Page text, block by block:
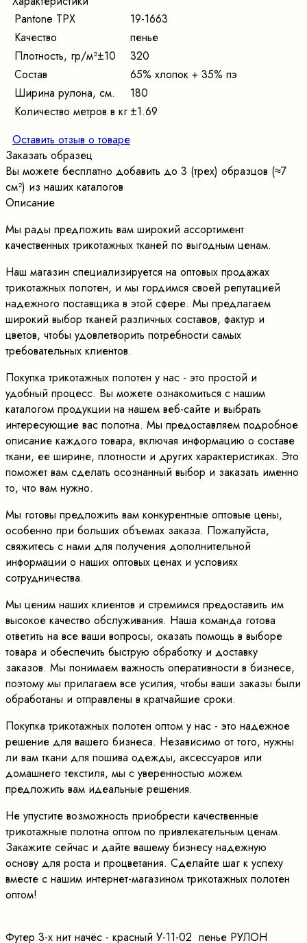
Pantone TPX
19-1663
Качество
пенье
Плотность, гр/м²±10
320
Состав
65% хлопок + 35% пэ
Ширина рулона, см.
180
Количество метров в кг ±1.69
Оставить отзыв о товаре
Заказать образец
Вы можете бесплатно добавить до 3 (трех) образцов (≈7
cм²) из наших каталогов
Описание
Мы рады предложить вам широкий ассортимент
качественных трикотажных тканей по выгодным ценам.
Наш магазин специализируется на оптовых продажах
трикотажных полотен, и мы гордимся своей репутацией
надежного поставщика в этой сфере. Мы предлагаем
широкий выбор тканей различных составов, фактур и
цветов, чтобы удовлетворить потребности самых
требовательных клиентов.
Покупка трикотажных полотен у нас - это простой и
удобный процесс. Вы можете ознакомиться с нашим
каталогом продукции на нашем веб-сайте и выбрать
интересующие вас полотна. Мы предоставляем подробное
описание каждого товара, включая информацию о составе
ткани, ее ширине, плотности и других характеристиках. Это
поможет вам сделать осознанный выбор и заказать именно
то, что вам нужно.
Мы готовы предложить вам конкурентные оптовые цены,
особенно при больших объемах заказа. Пожалуйста,
свяжитесь с нами для получения дополнительной
информации о наших оптовых ценах и условиях
сотрудничества.
Мы ценим наших клиентов и стремимся предоставить им
высокое качество обслуживания. Наша команда готова
ответить на все ваши вопросы, оказать помощь в выборе
товара и обеспечить быструю обработку и доставку
заказов. Мы понимаем важность оперативности в бизнесе,
поэтому мы прилагаем все усилия, чтобы ваши заказы были
обработаны и отправлены в кратчайшие сроки.
Покупка трикотажных полотен оптом у нас - это надежное
решение для вашего бизнеса. Независимо от того, нужны
ли вам ткани для пошива одежды, аксессуаров или
домашнего текстиля, мы с уверенностью можем
предложить вам идеальные решения.
Не упустите возможность приобрести качественные
трикотажные полотна оптом по привлекательным ценам.
Закажите сейчас и дайте вашему бизнесу надежную
основу для роста и процветания. Сделайте шаг к успеху
вместе с нашим интернет-магазином трикотажных полотен
оптом!
Футер 3-х нит начёс - красный У-11-02 пенье РУЛОН